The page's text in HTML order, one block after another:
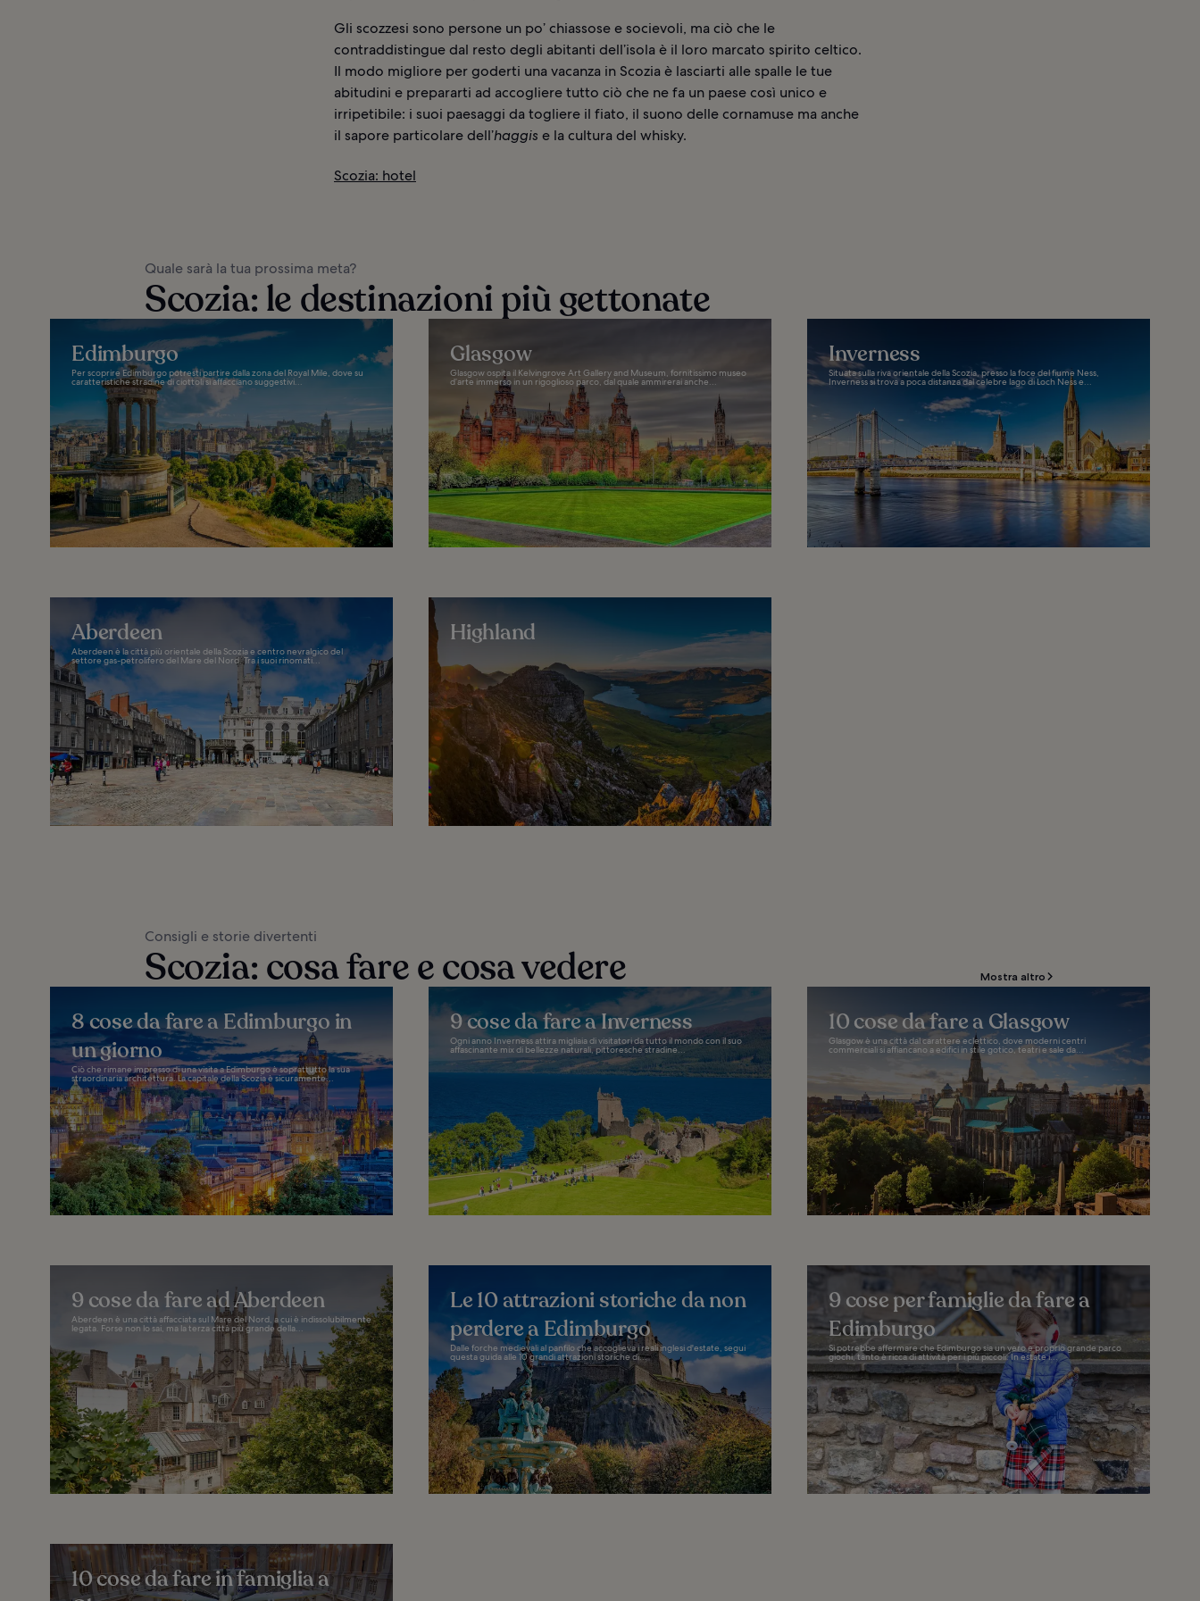
Gli scozzesi sono persone un po’ chiassose e socievoli, ma ciò che le
contraddistingue dal resto degli abitanti dell’isola è il loro marcato spirito celtico.
Il modo migliore per goderti una vacanza in Scozia è lasciarti alle spalle le tue
abitudini e prepararti ad accogliere tutto ciò che ne fa un paese così unico e
irripetibile: i suoi paesaggi da togliere il fiato, il suono delle cornamuse ma anche
il sapore particolare dell’haggis e la cultura del whisky.
Scozia: hotel
Quale sarà la tua prossima meta?
Scozia: le destinazioni più gettonate
Edimburgo
Per scoprire Edimburgo potresti partire dalla zona del Royal Mile, dove su
caratteristiche stradine di ciottoli si affacciano suggestivi...
Glasgow
Glasgow ospita il Kelvingrove Art Gallery and Museum, fornitissimo museo
d’arte immerso in un rigoglioso parco, dal quale ammirerai anche...
Inverness
Situata sulla riva orientale della Scozia, presso la foce del fiume Ness,
Inverness si trova a poca distanza dal celebre lago di Loch Ness e...
Aberdeen
Aberdeen è la città più orientale della Scozia e centro nevralgico del
settore gas-petrolifero del Mare del Nord. Tra i suoi rinomati...
Highland
Consigli e storie divertenti
Scozia: cosa fare e cosa vedere Mostra altro
8 cose da fare a Edimburgo in
un giorno
Ciò che rimane impresso di una visita a Edimburgo è soprattutto la sua
straordinaria architettura. La capitale della Scozia è sicuramente...
9 cose da fare a Inverness
Ogni anno Inverness attira migliaia di visitatori da tutto il mondo con il suo
affascinante mix di bellezze naturali, pittoresche stradine...
10 cose da fare a Glasgow
Glasgow è una città dal carattere eclettico, dove moderni centri
commerciali si affiancano a edifici in stile gotico, teatri e sale da...
9 cose da fare ad Aberdeen
Aberdeen è una città affacciata sul Mare del Nord, a cui è indissolubilmente
legata. Forse non lo sai, ma la terza città più grande della...
Le 10 attrazioni storiche da non
perdere a Edimburgo
Dalle forche medievali al panfilo che accoglieva i reali inglesi d'estate, segui
questa guida alle 10 grandi attrazioni storiche di...
9 cose per famiglie da fare a
Edimburgo
Si potrebbe affermare che Edimburgo sia un vero e proprio grande parco
giochi, tanto è ricca di attività per i più piccoli. In estate i...
10 cose da fare in famiglia a